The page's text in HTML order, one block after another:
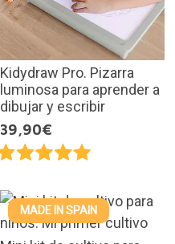
Kidydraw Pro. Pizarra
luminosa para aprender a
dibujar y escribir
39,90€
MADE IN SPAIN